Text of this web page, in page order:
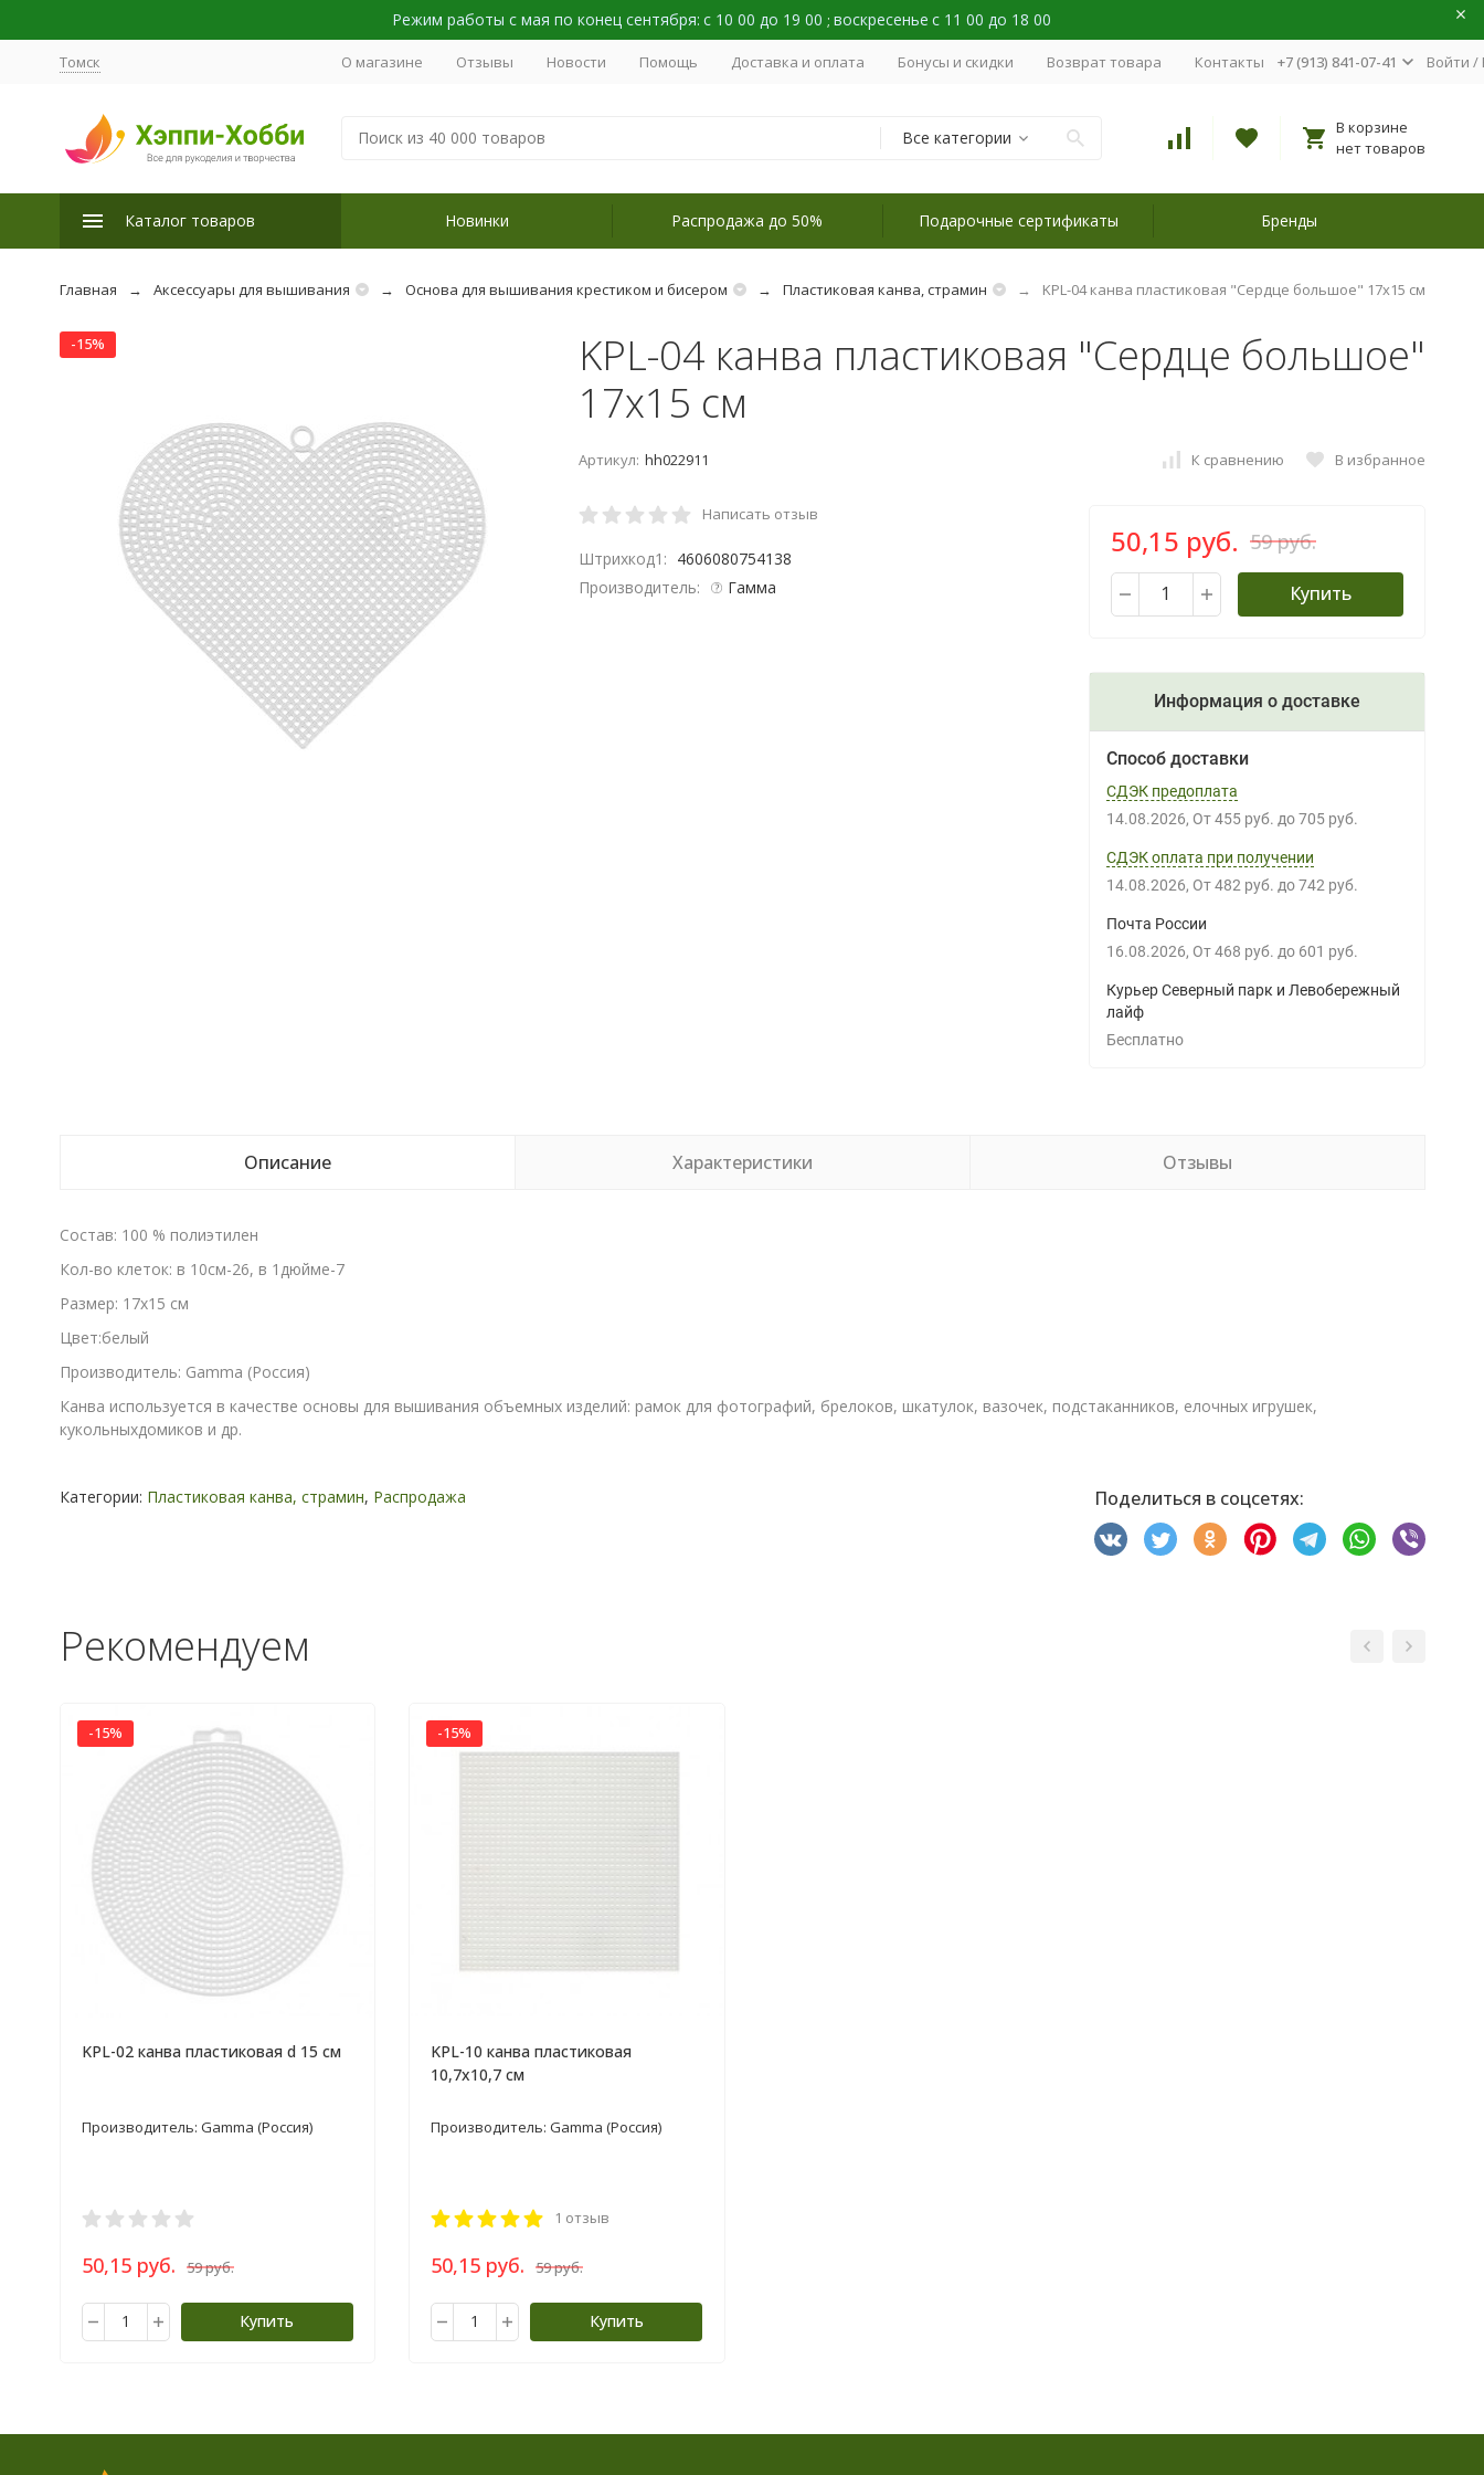
Режим работы с мая по конец сентября: с 10 00 до 19 00 ; воскресенье с 11 00 до 18 00
Томск О магазине Отзывы Новости Помощь Доставка и оплата Бонусы и скидки Возврат товара Контакты +7 (913) 841-07-41 Войти /
Все категории
В корзине
нет товаров
Каталог товаров Новинки Распродажа до 50% Подарочные сертификаты Бренды
Главная Аксессуары для вышивания Основа для вышивания крестиком и бисером Пластиковая канва, страмин KPL-04 канва пластиковая "Сердце большое" 17х15 см
-15%
KPL-04 канва пластиковая "Сердце большое"
17х15 см
Артикул: hh022911 К сравнению В избранное
Написать отзыв
Штрихкод1: 4606080754138
Производитель:
Гамма
50,15 руб. 59 руб.
Купить
Информация о доставке
Способ доставки
СДЭК предоплата
14.08.2026 От 455 руб. до 705 руб.
СДЭК оплата при получении
14.08.2026 От 482 руб. до 742 руб.
Почта России
16.08.2026 От 468 руб. до 601 руб.
Курьер Северный парк и Левобережный
лайф
Бесплатно
Описание Характеристики Отзывы
Состав: 100 % полиэтилен
Кол-во клеток: в 10см-26, в 1дюйме-7
Размер: 17х15 см
Цвет:белый
Производитель: Gamma (Россия)
Канва используется в качестве основы для вышивания объемных изделий: рамок для фотографий, брелоков, шкатулок, вазочек, подстаканников, елочных игрушек,
кукольныхдомиков и др.
Категории: Пластиковая канва, страмин, Распродажа Поделиться в соцсетях:
Рекомендуем
-15%
KPL-02 канва пластиковая d 15 см
Производитель: Gamma (Россия)
50,15 руб. 59 руб.
Купить
-15%
KPL-10 канва пластиковая
10,7х10,7 см
Производитель: Gamma (Россия)
1 отзыв
50,15 руб. 59 руб.
Купить